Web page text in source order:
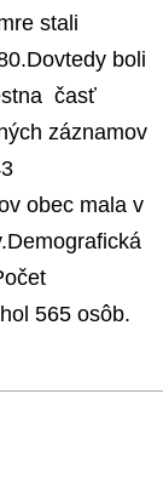
stali
boli
časť
záznamov
obec mala v
565 osôb.